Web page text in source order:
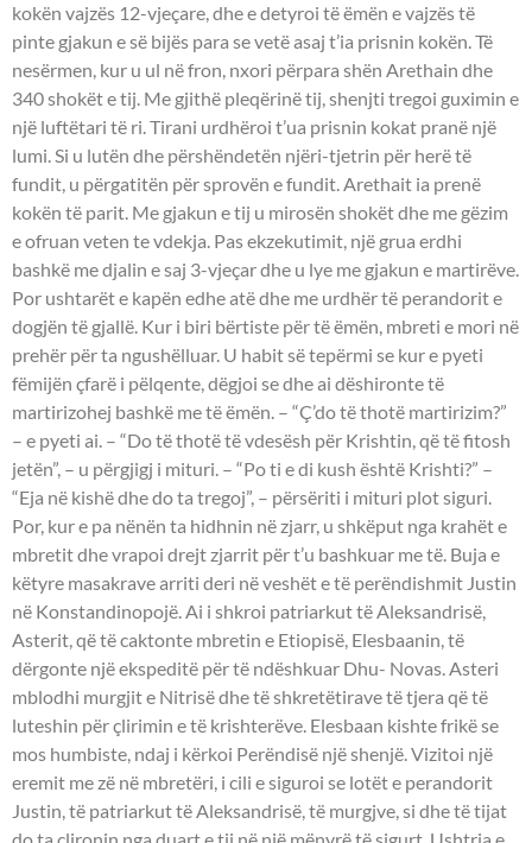
kokën vajzës 12-vjeçare, dhe e detyroi të ëmën e vajzës të
pinte gjakun e së bijës para se vetë asaj t’ia prisnin kokën. Të
nesërmen, kur u ul në fron, nxori përpara shën Arethain dhe
340 shokët e tij. Me gjithë pleqërinë tij, shenjti tregoi guximin e
një luftëtari të ri. Tirani urdhëroi t’ua prisnin kokat pranë një
lumi. Si u lutën dhe përshëndetën njëri-tjetrin për herë të
fundit, u përgatitën për sprovën e fundit. Arethait ia prenë
kokën të parit. Me gjakun e tij u mirosën shokët dhe me gëzim
e ofruan veten te vdekja. Pas ekzekutimit, një grua erdhi
bashkë me djalin e saj 3-vjeçar dhe u lye me gjakun e martirëve.
Por ushtarët e kapën edhe atë dhe me urdhër të perandorit e
dogjën të gjallë. Kur i biri bërtiste për të ëmën, mbreti e mori në
prehër për ta ngushëlluar. U habit së tepërmi se kur e pyeti
fëmijën çfarë i pëlqente, dëgjoi se dhe ai dëshironte të
martirizohej bashkë me të ëmën. – “Ç’do të thotë martirizim?”
– e pyeti ai. – “Do të thotë të vdesësh për Krishtin, që të fitosh
jetën”, – u përgjigj i mituri. – “Po ti e di kush është Krishti?” –
“Eja në kishë dhe do ta tregoj”, – përsëriti i mituri plot siguri.
Por, kur e pa nënën ta hidhnin në zjarr, u shkëput nga krahët e
mbretit dhe vrapoi drejt zjarrit për t’u bashkuar me të. Buja e
këtyre masakrave arriti deri në veshët e të perëndishmit Justin
në Konstandinopojë. Ai i shkroi patriarkut të Aleksandrisë,
Asterit, që të caktonte mbretin e Etiopisë, Elesbaanin, të
dërgonte një ekspeditë për të ndëshkuar Dhu- Novas. Asteri
mblodhi murgjit e Nitrisë dhe të shkretëtirave të tjera që të
luteshin për çlirimin e të krishterëve. Elesbaan kishte frikë se
mos humbiste, ndaj i kërkoi Perëndisë një shenjë. Vizitoi një
eremit me zë në mbretëri, i cili e siguroi se lotët e perandorit
Justin, të patriarkut të Aleksandrisë, të murgjve, si dhe të tijat